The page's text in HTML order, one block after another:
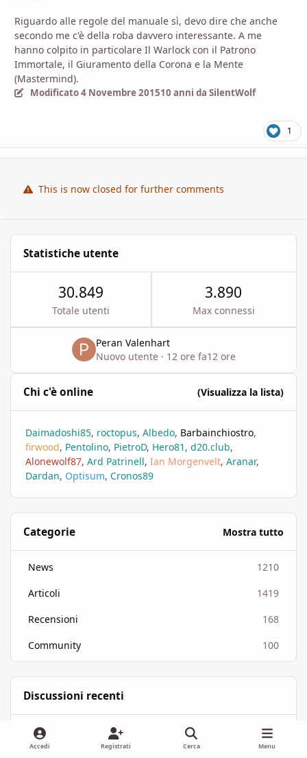
Riguardo alle regole del manuale sì, devo dire che anche
secondo me c'è della roba davvero interessante. A me
hanno colpito in particolare Il Warlock con il Patrono
Immortale, il Giuramento della Corona e la Mente
(Mastermind).
Modificato4 Novembre 201510 anni da SilentWolf
1
This is now closed for further comments
Statistiche utente
30.849
Totale utenti
3.890
Max connessi
Peran Valenhart
Nuovo utente · 12 ore fa12 ore
Chi c'è online (Visualizza la lista)
Daimadoshi85 roctopus Albedo Barbainchiostro
firwood Pentolino PietroD Hero81 d20.club
Alonewolf87 Ard Patrinell Ian Morgenvelt Aranar
Dardan Optisum Cronos89
Categorie Mostra tutto
News
1210
Articoli
1419
Recensioni
168
Community
100
Discussioni recenti
Vampiri: La Masquerade V6 si mostra in Alpha
Dungeons & Dragons
Vampiri: La Masquerade V6 si mostra in Alpha
Accedi Registrati Cerca Menu